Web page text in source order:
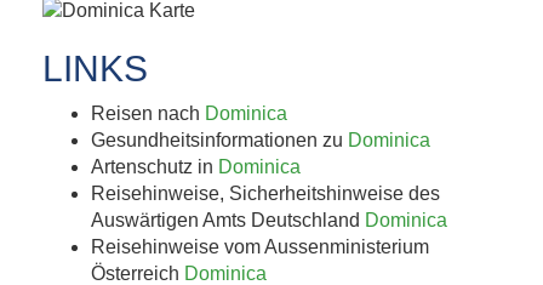
LINKS
Reisen nach Dominica
Gesundheitsinformationen zu Dominica
Artenschutz in Dominica
Reisehinweise, Sicherheitshinweise des
Auswärtigen Amts Deutschland Dominica
Reisehinweise vom Aussenministerium
Österreich Dominica